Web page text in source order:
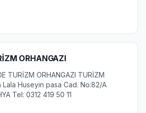
ORHANGAZI
TURİZM ORHANGAZI TURİZM
Lala Huseyin pasa Cad. No:82/A
Tel: 0312 419 50 11